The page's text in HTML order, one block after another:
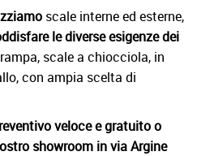
scale interne ed esterne,
le diverse esigenze dei
scale a chiocciola, in
con ampia scelta di
veloce e gratuito o
showroom in via Argine